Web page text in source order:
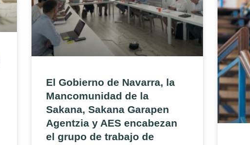
El Gobierno de Navarra, la
Mancomunidad de la
Sakana, Sakana Garapen
Agentzia y AES encabezan
el grupo de trabajo de